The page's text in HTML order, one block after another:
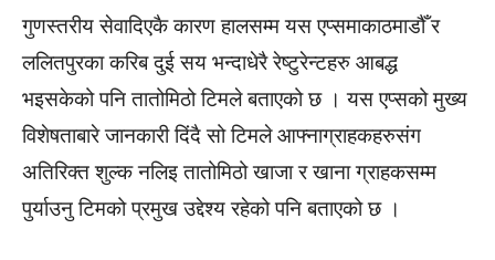
गुणस्तरीय सेवादिएकै कारण हालसम्म यस एप्समाकाठमाडौँ र
ललितपुरका करिब दुई सय भन्दाधेरै रेष्टुरेन्टहरु आबद्ध
भइसकेको पनि तातोमिठो टिमले बताएको छ । यस एप्सको मुख्य
विशेषताबारे जानकारी दिंदै सो टिमले आफ्नाग्राहकहरुसंग
अतिरिक्त शुल्क नलिइ तातोमिठो खाजा र खाना ग्राहकसम्म
पुर्याउनु टिमको प्रमुख उद्देश्य रहेको पनि बताएको छ ।